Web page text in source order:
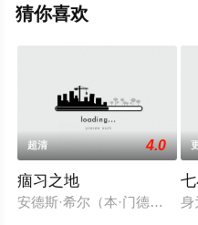
等平台了解。
猜你喜欢
超清 4.0
痼习之地
安德斯·希尔（本·门德尔森身